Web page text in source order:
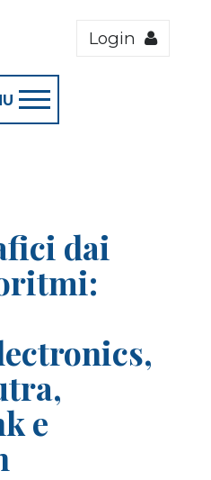
Login
dai
e